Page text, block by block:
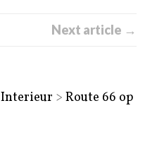
Next article →
Interieur > Route 66 op